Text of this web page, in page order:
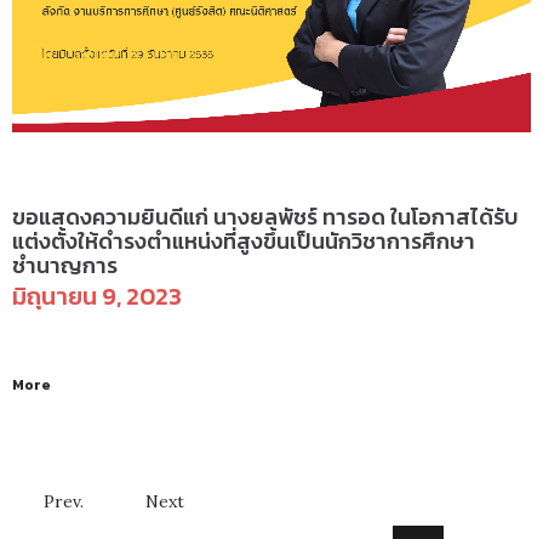
ขอแสดงความยินดีแก่ นางยลพัชร์ ทารอด ในโอกาสได้รับ
แต่งตั้งให้ดำรงตำแหน่งที่สูงขึ้นเป็นนักวิชาการศึกษา
ชำนาญการ
มิถุนายน 9, 2023
More
Prev. Next